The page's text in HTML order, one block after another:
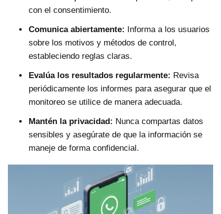
con el consentimiento.
Comunica abiertamente:
Informa a los usuarios
sobre los motivos y métodos de control,
estableciendo reglas claras.
Evalúa los resultados regularmente: Revisa
periódicamente los informes para asegurar que el
monitoreo se utilice de manera adecuada.
Mantén la privacidad: Nunca compartas datos
sensibles y asegúrate de que la información se
maneje de forma confidencial.